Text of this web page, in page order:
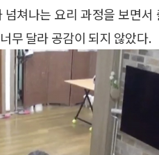
쳐나는 요리 과정을 보면
무 달라 공감이 되지 않았다.